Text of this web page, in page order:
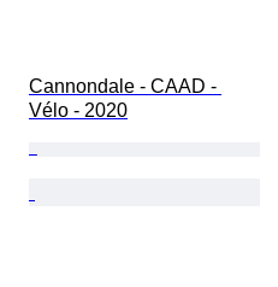
Cannondale - CAAD -
Vélo - 2020